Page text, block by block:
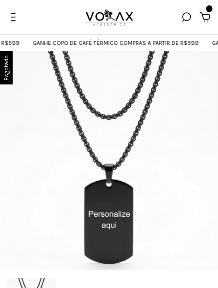
GANHE COPO DE CAFÉ TÉRMICO COMPRAS A PARTIR DE R$599
Esgotado